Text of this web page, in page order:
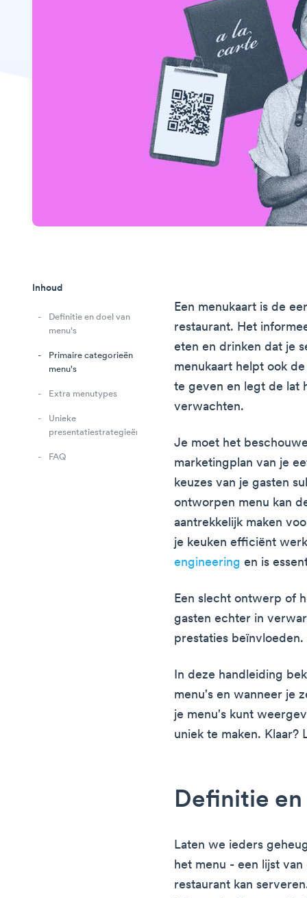
Inhoud
Definitie en doel van
menu's
Primaire categorieën
menu's
Extra menutypes
Unieke
presentatiestrategieën
FAQ
Een menukaart is de
restaurant. Het
eten en drinken dat je
menukaart helpt ook
te geven en legt de lat
verwachten.
Je moet het
marketingplan van je
keuzes van je gasten
ontworpen menu kan
aantrekkelijk maken
je keuken efficiënt
engineering en is
Een slecht ontwerp of
gasten echter in
prestaties beïnvloeden.
In deze handleiding
menu's en wanneer je
je menu's kunt
uniek te maken. Klaar?
Definitie en
Laten we ieders
het menu - een lijst
restaurant kan